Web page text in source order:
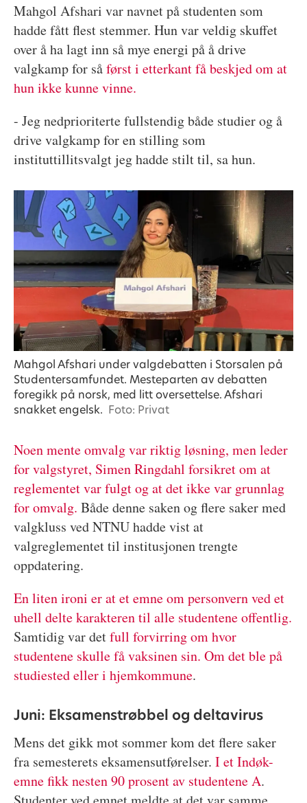
Mahgol Afshari var navnet på studenten som
hadde fått flest stemmer. Hun var veldig skuffet
over å ha lagt inn så mye energi på å drive
valgkamp for såførst i etterkant få beskjed om at
hun ikke kunne vinne.
- Jeg nedprioriterte fullstendig både studier og å
drive valgkamp for en stilling som
instituttillitsvalgt jeg hadde stilt til, sa hun.
Mahgol Afshari under valgdebatten i Storsalen på
Studentersamfundet. Mesteparten av debatten
foregikk på norsk, med litt oversettelse. Afshari
snakket engelsk. Foto: Privat
Noen mente omvalg var riktig løsning, men leder
for valgstyret, Simen Ringdahl forsikret om at
reglementet var fulgt og at det ikke var grunnlag
for omvalg. Både denne saken og flere saker med
valgkluss ved NTNU hadde vist at
valgreglementet til institusjonen trengte
oppdatering.
En liten ironi er at et emne om personvern ved et
uhell delte karakteren til alle studentene offentlig.
Samtidig var detfull forvirring om hvor
studentene skulle få vaksinen sin. Om det ble på
studiested eller i hjemkommune.
Juni: Eksamenstrøbbel og deltavirus
Mens det gikk mot sommer kom det flere saker
fra semesterets eksamensutførelser. I et Indøk-
emne fikk nesten 90 prosent av studentene A.